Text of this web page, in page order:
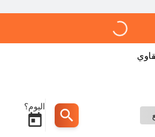
اليوم؟